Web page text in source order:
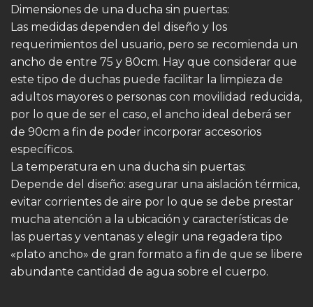
Dimensiones de una ducha sin puertas:
Las medidas dependen del diseño y los
requerimientos del usuario, pero se recomienda un
ancho de entre 75 y 80cm. Hay que considerar que
este tipo de duchas puede facilitar la limpieza de
adultos mayores o personas con movilidad reducida,
por lo que de ser el caso, el ancho ideal deberá ser
de 90cm a fin de poder incorporar accesorios
específicos.
La temperatura en una ducha sin puertas:
Depende del diseño: asegurar una aislación térmica,
evitar corrientes de aire por lo que se debe prestar
mucha atención a la ubicación y características de
las puertas y ventanas y elegir una regadera tipo
«plato ancho» de gran formato a fin de que se libere
abundante cantidad de agua sobre el cuerpo.